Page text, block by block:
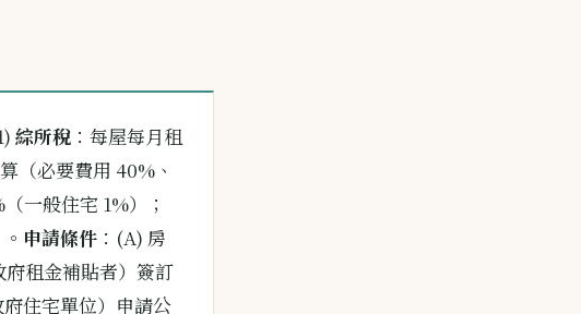
綜所稅 ：每屋每月租
（必要費用 40%、
一般住宅 1%）；
申請條件 ：(A) 房
府租金補貼者）簽訂
府住宅單位）申請公